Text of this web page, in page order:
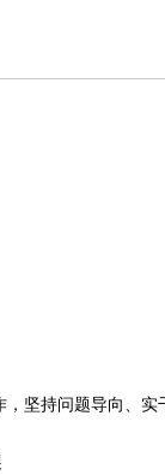
持问题导向、实